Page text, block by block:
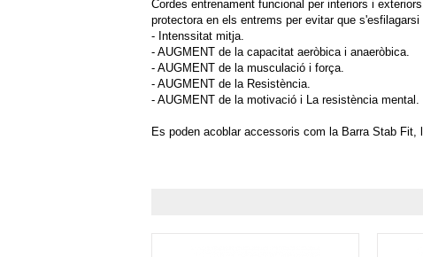
Cordes entrenament funcional per interiors i
protectora en els entrems per evitar que
- Intenssitat mitja.
- AUGMENT de la capacitat aeròbica i anaeròbica.
- AUGMENT de la musculació i força.
- AUGMENT de la Resistència.
- AUGMENT de la motivació i La resistència mental.
Es poden acoblar accessoris com la Barra Stab